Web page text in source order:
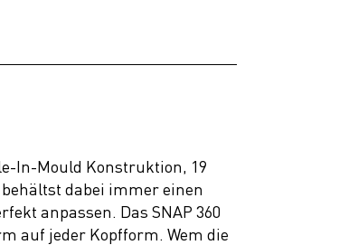
In-Mould Konstruktion, 19
dabei immer einen
anpassen. Das SNAP 360
auf jeder Kopfform. Wem die